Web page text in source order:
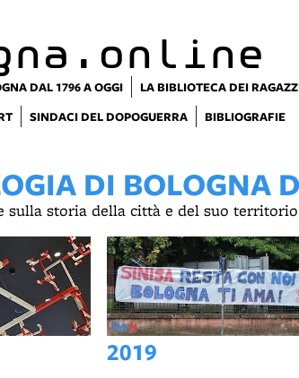
DAL 1796 A OGGI LA BIBLIOTECA DEI
SINDACI DEL DOPOGUERRA BIBLIOGRAFIE
DI BOLOGNA
sulla storia della città e del suo
2019